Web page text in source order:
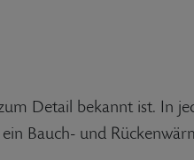
Detail bekannt ist. In
Bauch- und